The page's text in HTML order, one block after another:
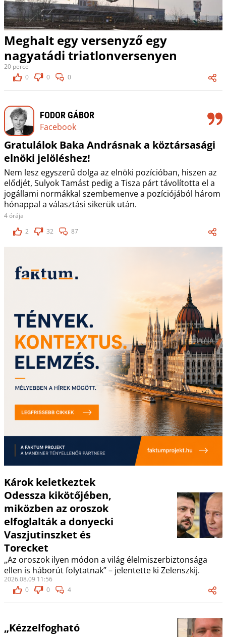
Meghalt egy versenyző egy
nagyatádi triatlonversenyen
20 perce
0
0 0
FODOR GÁBOR
Facebook
Gratulálok Baka Andrásnak a köztársasági
elnöki jelöléshez!
Nem lesz egyszerű dolga az elnöki pozícióban, hiszen az
elődjét, Sulyok Tamást pedig a Tisza párt távolította el a
jogállami normákkal szembemenve a pozíciójából három
hónappal a választási sikerük után.
4 órája
2
32 87
Károk keletkeztek
Odessza kikötőjében,
miközben az oroszok
elfoglalták a donyecki
Vaszjutinszket és
Torecket
„Az oroszok ilyen módon a világ élelmiszerbiztonsága
ellen is háborút folytatnak” – jelentette ki Zelenszkij.
2026.08.09 11:56
0
0 4
„Kézzelfogható